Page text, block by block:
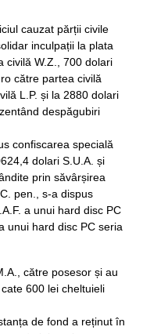
cauzat părții civile
inculpații la plata
civilă W.Z., 700 dolari
către partea civilă
L.P. și la 2880 dolari
despăgubiri
confiscarea specială
dolari S.U.A. și
prin săvârșirea
pen., s-a dispus
a unui hard disc PC
unui hard disc PC seria
către posesor și au
600 lei cheltuieli
de fond a reținut în